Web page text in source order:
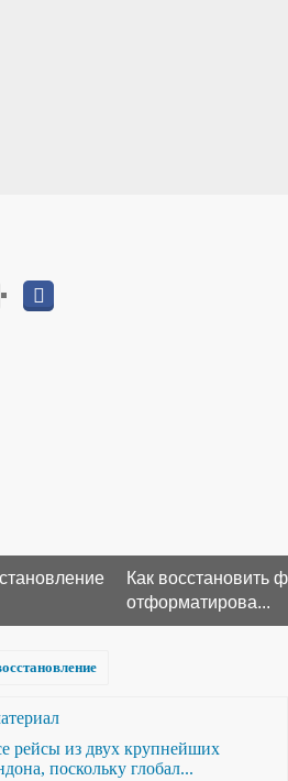
Как восстановить
отформатирова...
рейсы из двух крупнейших
поскольку глобал...